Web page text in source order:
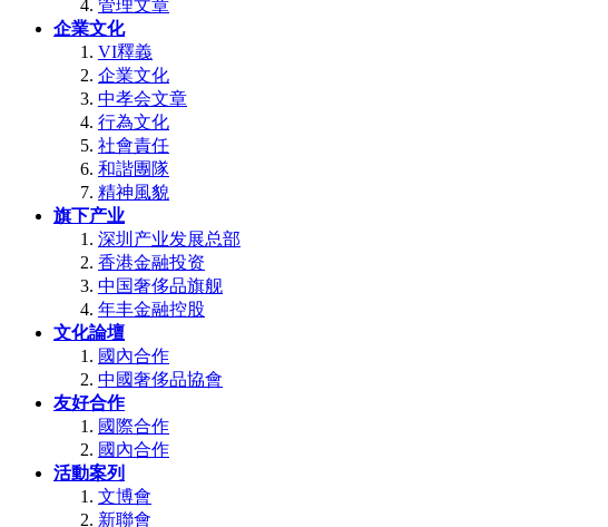
管理文章
企業文化
VI釋義
企業文化
中孝会文章
行為文化
社會責任
和諧團隊
精神風貌
旗下产业
深圳产业发展总部
香港金融投资
中国奢侈品旗舰
年丰金融控股
文化論壇
國內合作
中國奢侈品協會
友好合作
國際合作
國內合作
活動案列
文博會
新聯會